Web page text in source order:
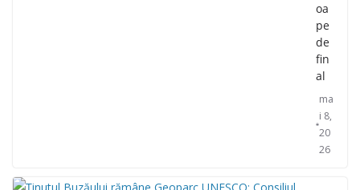
oa
pe
de
fin
al
ma
i 8,
20
26